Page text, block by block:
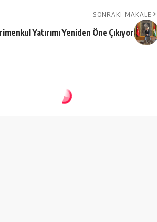
SONRAKI MAKALE
Yatırımı Yeniden Öne Çıkıyor
vurdu!